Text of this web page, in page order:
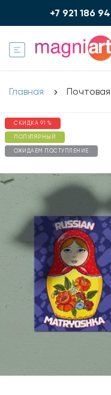
+7 921 186
Главная
СКИДКА 91 %
ПОПУЛЯРНЫЙ
ОЖИДАЕМ ПОСТУПЛЕНИЕ